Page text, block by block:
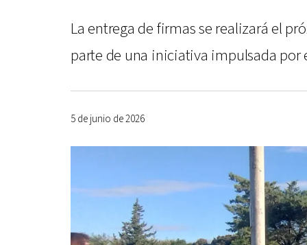
La entrega de firmas se realizará el
parte de una iniciativa impulsada por
5 de junio de 2026